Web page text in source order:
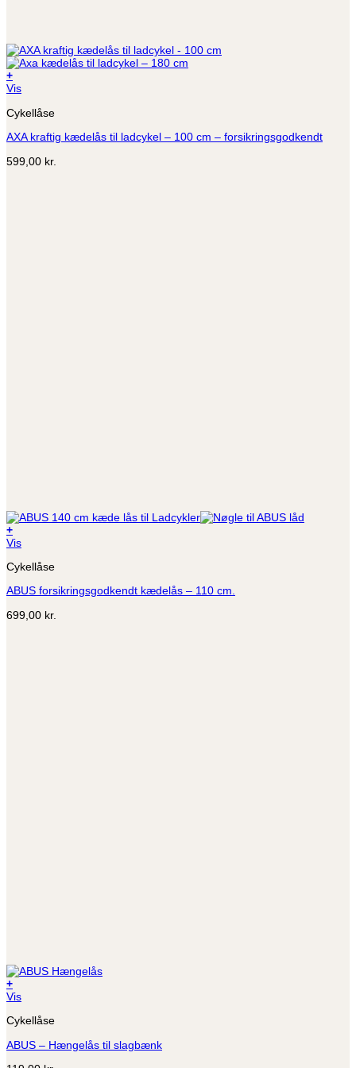
+
Vis
Cykellåse
AXA kraftig kædelås til ladcykel – 100 cm – forsikringsgodkendt
599,00 kr.
+
Vis
Cykellåse
ABUS forsikringsgodkendt kædelås – 110 cm.
699,00 kr.
+
Vis
Cykellåse
ABUS – Hængelås til slagbænk